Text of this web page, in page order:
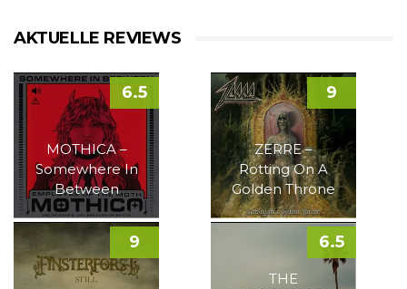
AKTUELLE REVIEWS
MOTHICA –
Somewhere In
Between
6.5
ZERRE –
Rotting On A
Golden Throne
9
9
THE
6.5